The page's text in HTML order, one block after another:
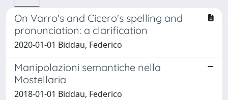
On Varro's and Cicero's spelling and
pronunciation: a clarification
2020-01-01 Biddau, Federico
Manipolazioni semantiche nella
Mostellaria
2018-01-01 Biddau, Federico